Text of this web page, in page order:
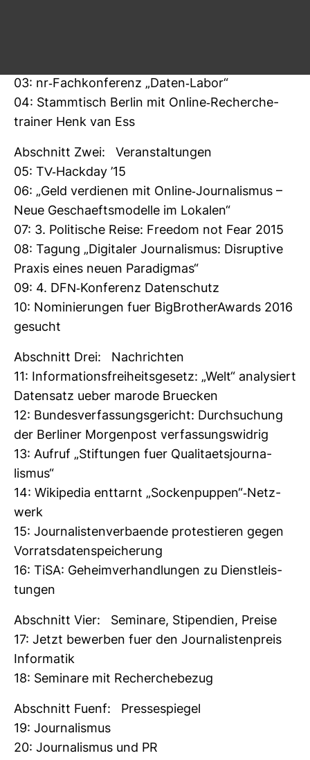
03: nr-​Fach­kon­fe­renz „Daten-​Labor“
04: Stamm­tisch Berlin mit Online-​Recher­che­
trainer Henk van Ess
Abschnitt Zwei: Ver­an­stal­tungen
05: TV-​Hackday ’15
06: „Geld ver­dienen mit Online-​Jour­na­lismus –
Neue Ges­chaefts­mo­delle im Lokalen“
07: 3. Poli­ti­sche Reise: Freedom not Fear 2015
08: Tagung „Digi­taler Jour­na­lismus: Dis­rup­tive
Praxis eines neuen Para­digmas“
09: 4. DFN-​Kon­fe­renz Daten­schutz
10: Nomi­nie­rungen fuer Big­BrotherA­wards 2016
gesucht
Abschnitt Drei: Nach­richten
11: Infor­ma­ti­ons­frei­heits­ge­setz: „Welt“ ana­ly­siert
Daten­satz ueber marode Bru­ecken
12: Bun­des­ver­fas­sungs­ge­richt: Durch­su­chung
der Ber­liner Mor­gen­post ver­fas­sungs­widrig
13: Aufruf „Stif­tungen fuer Qua­li­taets­jour­na­
lismus“
14: Wiki­pedia ent­tarnt „Socken­puppen“-​Netz­
werk
15: Jour­na­lis­ten­ver­baende pro­tes­tieren gegen
Vor­rats­da­ten­spei­che­rung
16: TiSA: Geheim­ver­hand­lungen zu Dienst­leis­
tungen
Abschnitt Vier: Semi­nare, Sti­pen­dien, Preise
17: Jetzt bewerben fuer den Jour­na­lis­ten­preis
Infor­matik
18: Semi­nare mit Recher­che­bezug
Abschnitt Fuenf: Pres­se­spiegel
19: Jour­na­lismus
20: Jour­na­lismus und PR